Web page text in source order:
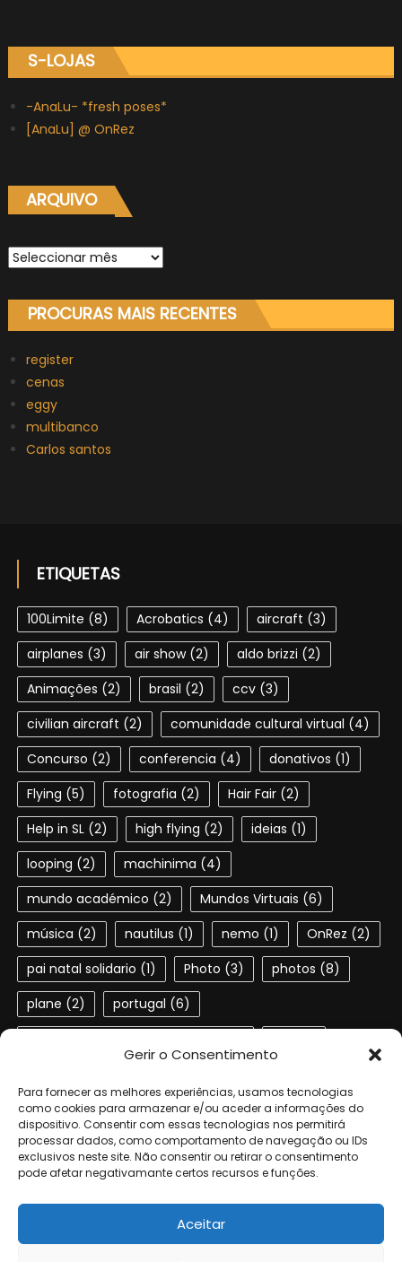
Gerir o Consentimento
Para fornecer as melhores experiências, usamos tecnologias
como cookies para armazenar e/ou aceder a informações do
dispositivo. Consentir com essas tecnologias nos permitirá
processar dados, como comportamento de navegação ou IDs
exclusivos neste site. Não consentir ou retirar o consentimento
pode afetar negativamante certos recursos e funções.
Aceitar
S-LOJAS
-AnaLu- *fresh poses*
[AnaLu] @ OnRez
ARQUIVO
Arquivo
PROCURAS MAIS RECENTES
register
cenas
eggy
multibanco
Carlos santos
ETIQUETAS
100Limite (8) Acrobatics (4) aircraft (3)
airplanes (3) air show(2) aldo brizzi (2)
Animações (2) brasil (2) ccv(3)
civilian aircraft (2) comunidade cultural virtual (4)
Concurso (2) conferencia (4) donativos (1)
Flying (5) fotografia (2) Hair Fair(2)
Help in SL(2) high flying (2) ideias (1)
looping (2) machinima (4)
mundo académico (2) Mundos Virtuais (6)
música (2) nautilus (1) nemo (1) OnRez (2)
pai natal solidario (1) Photo (3) photos (8)
plane (2) portugal (6)
solidariedade(2) steampunk(1) ted(2)
terra dos sonhos(4) TSF(3)
Universidade de Aveiro(4) verne(1)